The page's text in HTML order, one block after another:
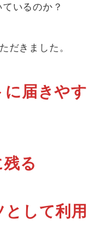
いるのか？
だきました。
届きやす
る
して利用